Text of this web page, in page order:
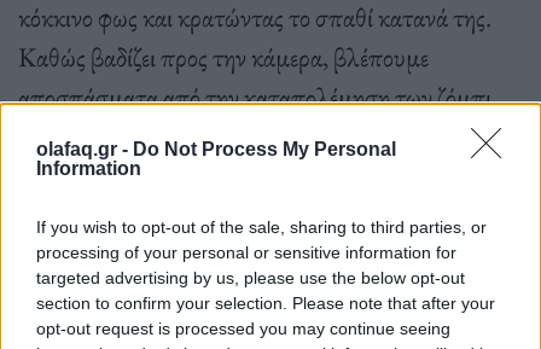
olafaq.gr - Do Not Process My Personal
Information
If you wish to opt-out of the sale, sharing to third parties, or
processing of your personal or sensitive information for
targeted advertising by us, please use the below opt-out
section to confirm your selection. Please note that after your
opt-out request is processed you may continue seeing
κόκκινο φως και κρατώντας το σπαθί κατανά της.
Καθώς βαδίζει προς την κάμερα, βλέπουμε
αποσπάσματα από την καταπολέμηση των ζόμπι
και την προσπάθειά της να επιστρέψει στον Rick.
Όλη την ώρα, μια φωνή εξηγεί ότι έχασε κάποιον
πριν από χρόνια – εννοώντας τον Rick – και ότι όλα
άλλαξαν μόλις έμαθε ότι ήταν ζωντανός. Στη
συνέχεια, το teaser μετατοπίζει την εστίαση στον
Rick, ο οποίος επίσης περπατά μέσα από παρόμοιο